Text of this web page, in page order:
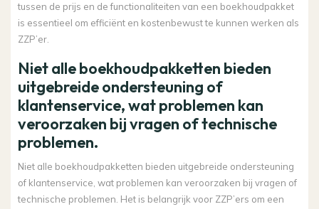
tussen de prijs en de functionaliteiten van een boekhoudpakket
is essentieel om efficiënt en kostenbewust te kunnen werken als
ZZP’er.
Niet alle boekhoudpakketten bieden
uitgebreide ondersteuning of
klantenservice, wat problemen kan
veroorzaken bij vragen of technische
problemen.
Niet alle boekhoudpakketten bieden uitgebreide ondersteuning
of klantenservice, wat problemen kan veroorzaken bij vragen of
technische problemen. Het is belangrijk voor ZZP’ers om een